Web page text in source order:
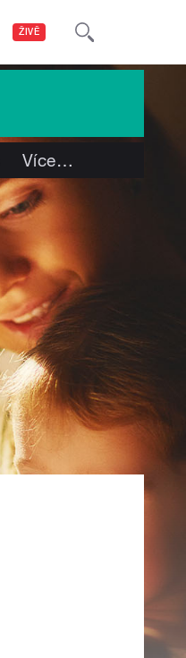
ŽIVĚ
Více…